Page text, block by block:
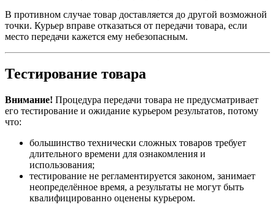
В противном случае товар доставляется до другой возможной
точки. Курьер вправе отказаться от передачи товара, если
место передачи кажется ему небезопасным.
Тестирование товара
Внимание! Процедура передачи товара не предусматривает
его тестирование и ожидание курьером результатов, потому
что:
большинство технически сложных товаров требует
длительного времени для ознакомления и
использования;
тестирование не регламентируется законом, занимает
неопределённое время, а результаты не могут быть
квалифицированно оценены курьером.